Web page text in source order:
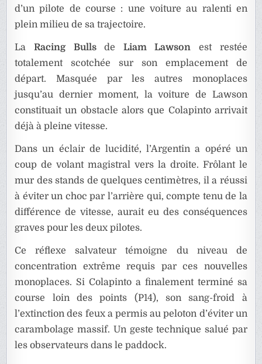
d’un pilote de course : une voiture au ralenti en
plein milieu de sa trajectoire.
La Racing Bullsde Liam Lawson est restée
totalement scotchée sur son emplacement de
départ. Masquée par les autres monoplaces
jusqu’au dernier moment, la voiture de Lawson
constituait un obstacle alors que Colapinto arrivait
déjà à pleine vitesse.
Dans un éclair de lucidité, l’Argentin a opéré un
coup de volant magistral vers la droite. Frôlant le
mur des stands de quelques centimètres, il a réussi
à éviter un choc par l’arrière qui, compte tenu de la
différence de vitesse, aurait eu des conséquences
graves pour les deux pilotes.
Ce réflexe salvateur témoigne du niveau de
concentration extrême requis par ces nouvelles
monoplaces. Si Colapinto a finalement terminé sa
course loin des points (P14), son sang-froid à
l’extinction des feux a permis au peloton d’éviter un
carambolage massif. Un geste technique salué par
les observateurs dans le paddock.